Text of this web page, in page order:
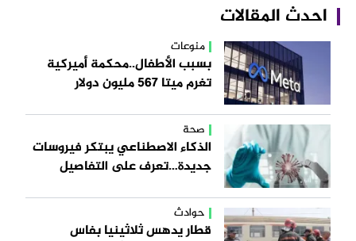
احدث المقالات
منوعات
بسبب الأطفال..محكمة أميركية
تغرم ميتا 567 مليون دولار
صحة
الذكاء الاصطناعي يبتكر فيروسات
جديدة…تعرف على التفاصيل
حوادث
قطار يدهس ثلاثينيا بفاس